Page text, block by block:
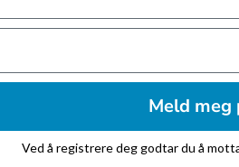
Meld meg
Ved å registrere deg godtar du å